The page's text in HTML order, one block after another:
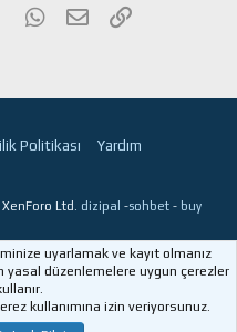
TumblrWhatsApp
E-postaLink
Politikası
Yardım
Ltd. dizipal -sohbet - buy
uyarlamak ve kayıt olmanız
yasal düzenlemelere uygun çerezler
kullanımına izin veriyorsunuz.